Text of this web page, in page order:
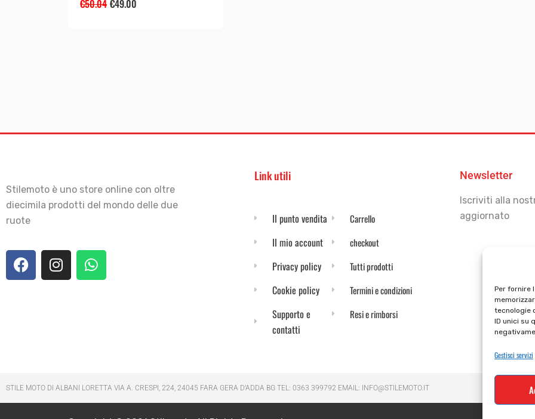
Per fornire
tecnologie
ID unici su
Gestisci servizi
€50.04 €49.00
Stilemoto è uno store online con oltre
diecimila prodotti del mondo delle due
ruote
Link utili
Il punto vendita
Il mio account
Privacy policy
Cookie policy
Supporto e
contatti
Carrello
checkout
Tutti prodotti
Termini e condizioni
Resi e rimborsi
Newsletter
Iscriviti alla
aggiornato
STILE MOTO DI ALBANI LORETTA VIA A. CRESPI, 224, 24045 FARA GERA D’ADDA BG TEL: 0363 399792 EMAIL: INFO@STILEMOTO.IT